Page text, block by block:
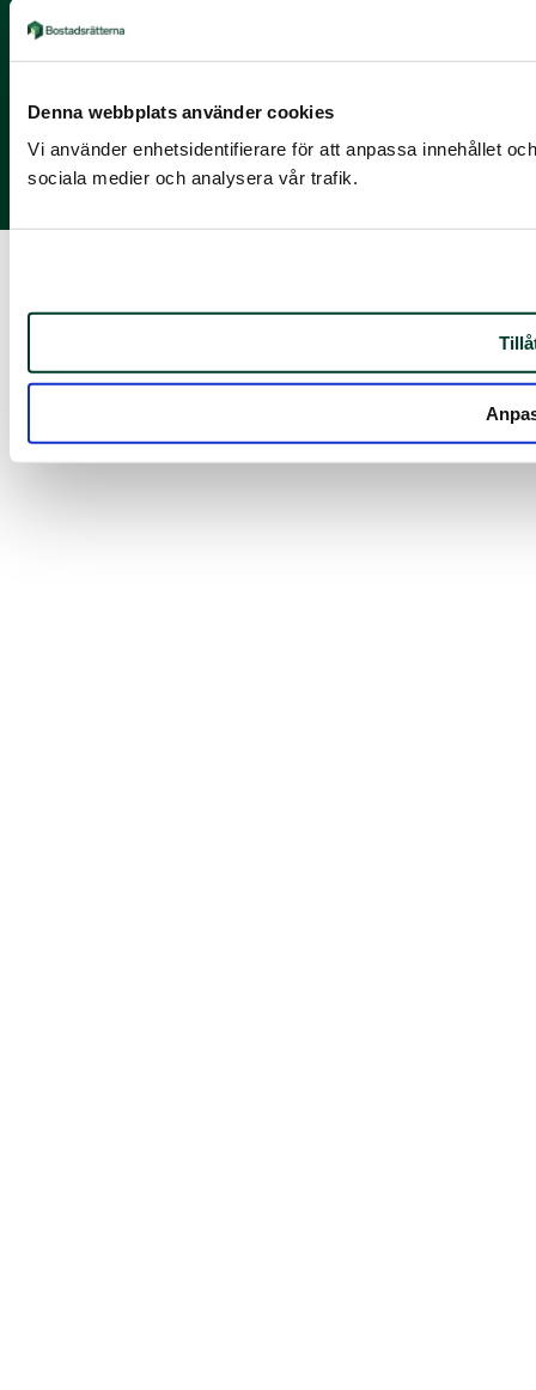
Denna webbplats använder cookies
Vi använder enhetsidentifierare för att anpassa innehållet
sociala medier och analysera vår trafik.
Sociala kanaler
Facebook
LinkedIn